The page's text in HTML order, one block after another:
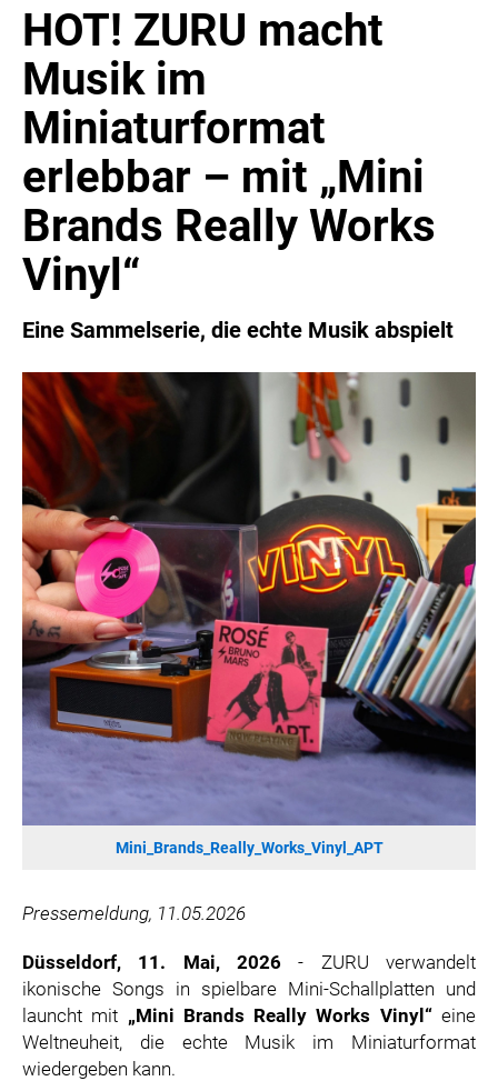
AWOL VISION
BESTATTUNG HIMMELBLAU
CARRERA
EORA
OPTIMUM NUTRITION
PROF. GEORGE BIRKMAYER NADH
PUSTEFIX
REVELL
SONOS DE
SONOS AT
ZURU
MERGE GAMES
PQUBE
K5 FACTORY
WILD RIVER GAMES
SUPERCELL
KONAMI
CHERRY
SYLVOX
PREMIUM AUDIO
WARNER BROS. DISCOVERY GLOBAL CONSUMER PRODUCTS
RABEA ROGGE
SUPERUM
MEDIA
PRESSEBILDER
HOT! ZURU macht
Musik im
Miniaturformat
erlebbar – mit „Mini
Brands Really Works
Vinyl“
Eine Sammelserie, die echte Musik abspielt
Mini_Brands_Really_Works_Vinyl_APT
Pressemeldung, 11.05.2026
Düsseldorf, 11. Mai, 2026 - ZURU verwandelt
ikonische Songs in spielbare Mini-Schallplatten und
launcht mit „Mini Brands Really Works Vinyl“eine
Weltneuheit, die echte Musik im Miniaturformat
wiedergeben kann.